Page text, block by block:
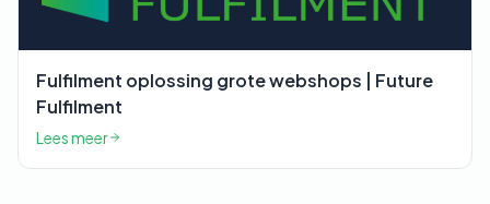
Fulfilment oplossing grote webshops | Future
Fulfilment
Lees meer